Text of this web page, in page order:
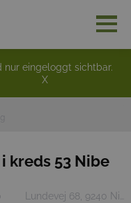
nur eingeloggt sichtbar.
X
kreds 53 Nibe
Lundevej 68, 9240 Nibe